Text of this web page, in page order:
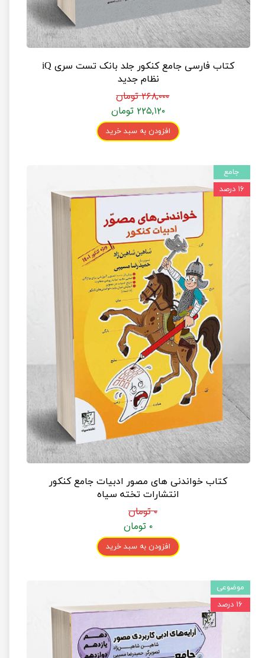
کتاب فارسی جامع کنکور جلد بانک تست سری iQ
نظام جدید
۲۶۸,۰۰۰ تومان
۲۲۵,۱۲۰ تومان
افزودن به سبد خرید
کتاب خواندنی های مصور ادبیات جامع کنکور
انتشارات تخته سیاه
۰ تومان
۰ تومان
افزودن به سبد خرید
جامع
۱۶ درصد
موضوعی
۱۶ درصد